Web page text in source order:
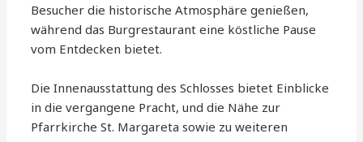
Besucher die historische Atmosphäre genießen,
während das Burgrestaurant eine köstliche Pause
vom Entdecken bietet.
Die Innenausstattung des Schlosses bietet Einblicke
in die vergangene Pracht, und die Nähe zur
Pfarrkirche St. Margareta sowie zu weiteren